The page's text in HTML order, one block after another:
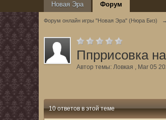
Новая Эра Форум
Форум онлайн игры "Новая Эра" (Нюра Биз) →
Ппррисовка
Автор темы:Ловкая , Mar 05
10 ответов в этой теме